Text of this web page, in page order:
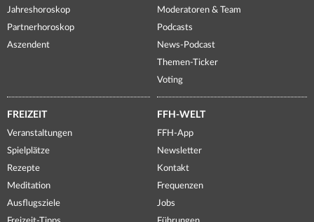
Jahreshoroskop
Partnerhoroskop
Aszendent
Moderatoren & Team
Podcasts
News-Podcast
Themen-Ticker
Voting
FREIZEIT
Veranstaltungen
Spielplätze
Rezepte
Meditation
Ausflugsziele
FFH-WELT
FFH-App
Newsletter
Kontakt
Frequenzen
Jobs